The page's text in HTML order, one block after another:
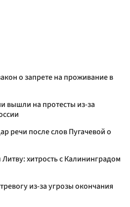
о запрете на проживание в
вышли на протесты из-за
речи после слов Пугачевой о
хитрость с Калининградом
из-за угрозы окончания